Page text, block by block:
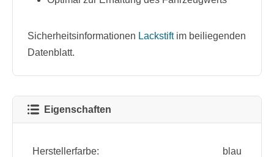
Sicherheitsinformationen Lackstift im beiliegenden
Datenblatt.
Eigenschaften
Herstellerfarbe: blau